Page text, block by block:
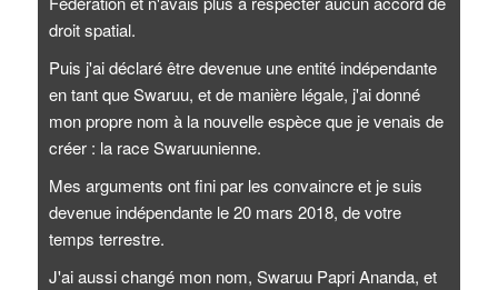
droit spatial.
Puis j'ai déclaré être devenue une entité indépendante
en tant que Swaruu, et de manière légale, j'ai donné
mon propre nom à la nouvelle espèce que je venais de
créer : la race Swaruunienne.
Mes arguments ont fini par les convaincre et je suis
devenue indépendante le 20 mars 2018, de votre
temps terrestre.
J'ai aussi changé mon nom, Swaruu Papri Ananda, et